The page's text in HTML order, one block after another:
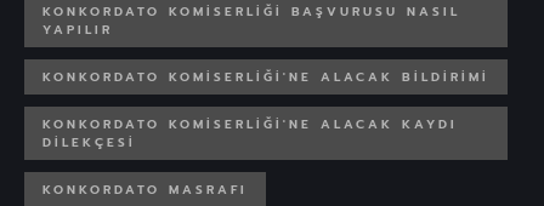
KONKORDATO KOMISERLIĞI BAŞVURUSU NASIL
YAPILIR
KONKORDATO KOMISERLIĞI'NE ALACAK BILDIRIMI
KONKORDATO KOMISERLIĞI'NE ALACAK KAYDI
DILEKÇESI
KONKORDATO MASRAFI